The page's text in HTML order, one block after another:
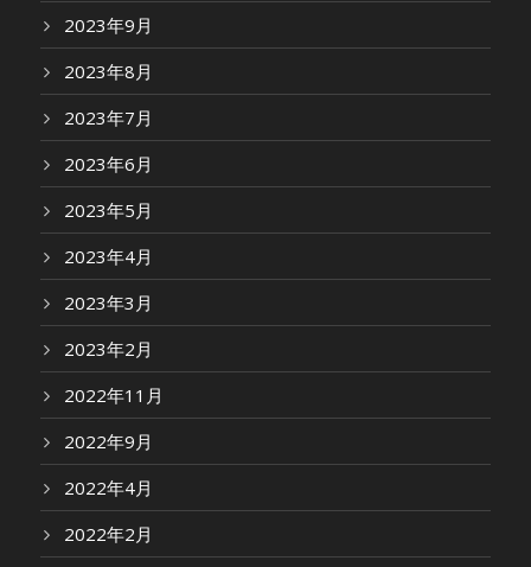
2023年9月
2023年8月
2023年7月
2023年6月
2023年5月
2023年4月
2023年3月
2023年2月
2022年11月
2022年9月
2022年4月
2022年2月